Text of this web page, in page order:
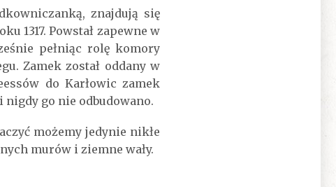
znajdują się
1317. Powstał zapewne w
pełniąc rolę komory
Zamek został oddany w
do Karłowic zamek
go nie odbudowano.
możemy jedynie nikłe
murów i ziemne wały.